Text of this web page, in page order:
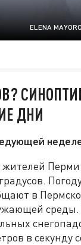
ELENA
ДНИ
жителей
в
в секунду